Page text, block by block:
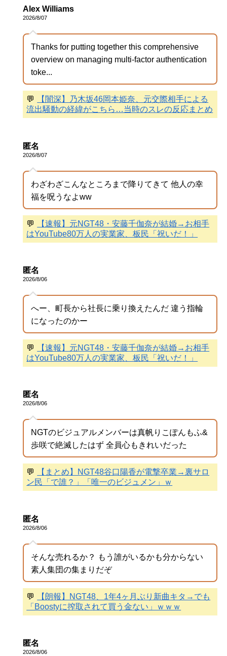
Alex Williams
2026/8/07
Thanks for putting together this comprehensive
overview on managing multi-factor authentication
toke...
💬
【闇深】乃木坂46岡本姫奈、元交際相手による
流出騒動の経緯がこちら…当時のスレの反応まとめ
匿名
2026/8/07
わざわざこんなところまで降りてきて 他人の幸
福を呪うなよww
💬
【速報】元NGT48・安藤千伽奈が結婚→お相手
はYouTube80万人の実業家、板民「祝いだ！」
匿名
2026/8/06
へー、町長から社長に乗り換えたんだ 違う指輪
になったのかー
💬
【速報】元NGT48・安藤千伽奈が結婚→お相手
はYouTube80万人の実業家、板民「祝いだ！」
匿名
2026/8/06
NGTのビジュアルメンバーは真帆りこぽんもふ&
歩咲で絶滅したはず 全員心もきれいだった
💬
【まとめ】NGT48谷口陽香が電撃卒業→裏サロ
ン民「で誰？」「唯一のビジュメン」ｗ
匿名
2026/8/06
そんな売れるか？ もう誰がいるかも分からない
素人集団の集まりだぞ
💬
【朗報】NGT48、1年4ヶ月ぶり新曲キタ→でも
「Boostyに搾取されて買う金ない」ｗｗｗ
匿名
2026/8/06